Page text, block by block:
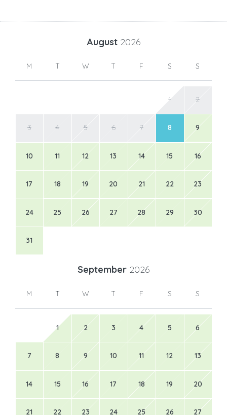
August 2026
M T W T F S S
1 2
3 4 5 6 7 8 9
10 11 12 13 14 15 16
17 18 19 20 21 22 23
24 25 26 27 28 29 30
31
September 2026
M T W T F S S
1 2 3 4 5 6
7 8 9 10 11 12 13
14 15 16 17 18 19 20
21 22 23 24 25 26 27